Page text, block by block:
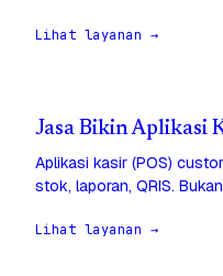
Lihat layanan →
Jasa Bikin Aplikasi
Aplikasi kasir (POS)
stok, laporan, QRIS.
Lihat layanan →